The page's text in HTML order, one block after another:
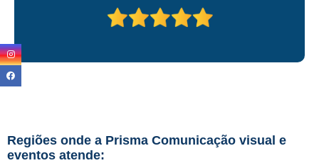
Regiões onde a Prisma Comunicação visual e
eventos atende: